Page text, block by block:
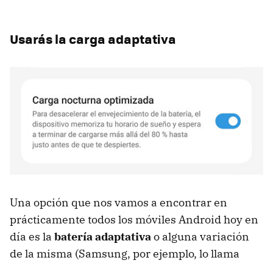
Usarás la carga adaptativa
Una opción que nos vamos a encontrar en
prácticamente todos los móviles Android hoy en
día es la batería adaptativao alguna variación
de la misma (Samsung, por ejemplo, lo llama